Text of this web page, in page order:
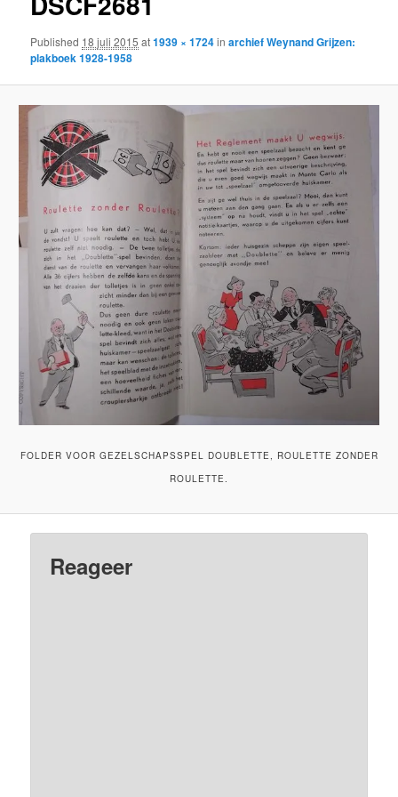
Published 18 juli 2015 at1939 × 1724inarchief Weynand Grijzen:
plakboek 1928-1958
FOLDER VOOR GEZELSCHAPSSPEL DOUBLETTE, ROULETTE ZONDER
ROULETTE.
Reageer